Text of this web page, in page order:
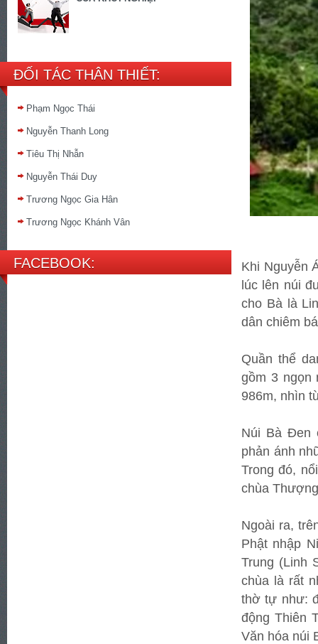
ĐỐI TÁC THÂN THIẾT:
Phạm Ngọc Thái
Nguyễn Thanh Long
Tiêu Thị Nhẫn
Nguyễn Thái Duy
Trương Ngọc Gia Hân
Trương Ngọc Khánh Vân
FACEBOOK:
Khi Nguyễn
lúc lên núi
cho Bà là
dân chiêm
Quần thể
gồm 3 ngọn
986m, nhìn
Núi Bà Đen
phản ánh
Trong đó,
chùa
Ngoài ra,
Phật nhập
Trung (Linh
chùa là rất
thờ tự như:
động Thiên
Văn hóa núi